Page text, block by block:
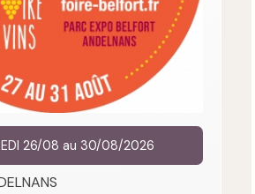
26/08 au 30/08/2026